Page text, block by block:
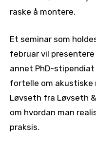
raske å montere.
Et seminar som
februar vil
annet PhD-stipendiat
fortelle om akustiske
Løvseth fra Løvseth
om hvordan man
praksis.